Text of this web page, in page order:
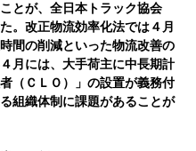
とが、全日本トラック協会
。改正物流効率化法では４月
間の削減といった物流改善の
月には、大手荷主に中長期計
（ＣＬＯ）」の設置が義務付
組織体制に課題があることが